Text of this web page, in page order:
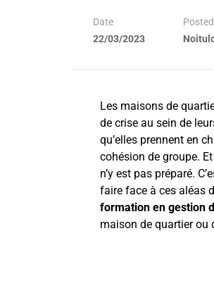
Date
22/03/2023
Les maisons de
de crise au sein de
qu’elles prennent en
cohésion de groupe.
n’y est pas préparé.
faire face à ces aléas
formation en gestion
maison de quartier ou